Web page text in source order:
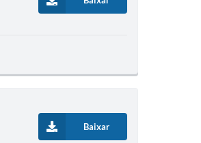
Baixar